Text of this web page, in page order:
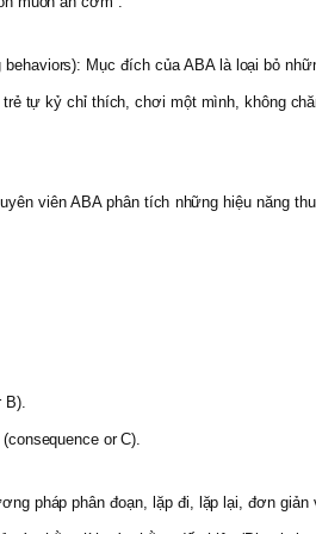
behaviors): Mục đích của ABA là loại bỏ
tự kỷ chỉ thích, chơi một mình, không
viên ABA phân tích những hiệu năng
or C).
pháp phân đoạn, lặp đi, lặp lại, đơn giản